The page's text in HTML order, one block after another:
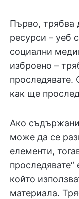
Първо, трябва
ресурси – уеб
социални
изброено –
проследявате.
как ще
Ако
може да се
елементи,
проследявате“
който
материала.